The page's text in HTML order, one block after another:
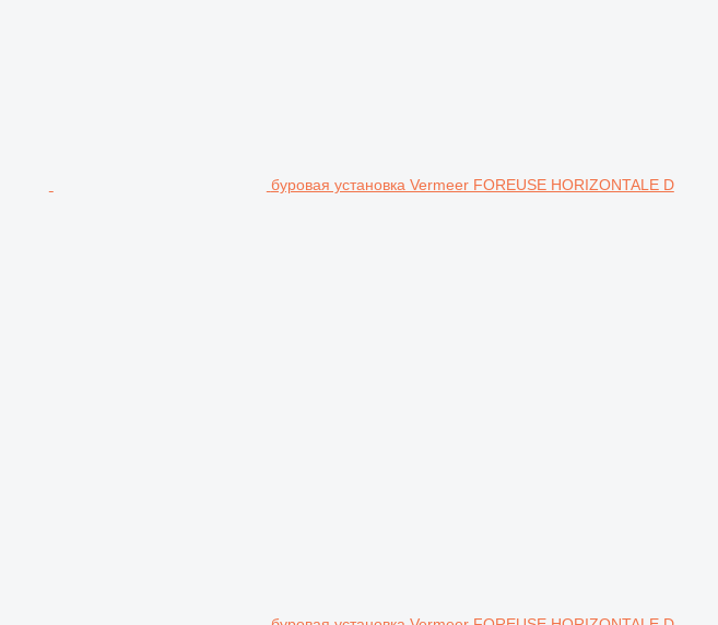
буровая установка Vermeer FOREUSE HORIZONTALE D